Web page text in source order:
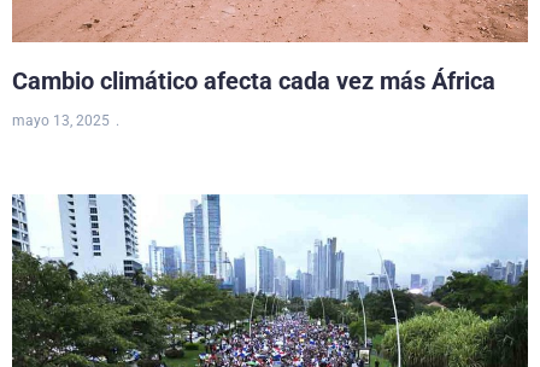
Cambio climático afecta cada vez más África
mayo 13, 2025